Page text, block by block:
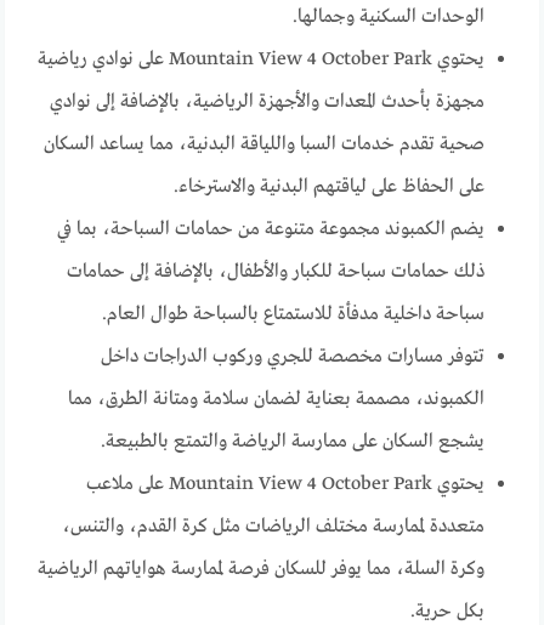
الوحدات السكنية وجمالها.
يحتوي Mountain View 4 October Park على نوادي رياضية
مجهزة بأحدث المعدات والأجهزة الرياضية، بالإضافة إلى نوادي
صحية تقدم خدمات السبا واللياقة البدنية، مما يساعد السكان
على الحفاظ على لياقتهم البدنية والاسترخاء.
يضم الكمبوند مجموعة متنوعة من حمامات السباحة، بما في
ذلك حمامات سباحة للكبار والأطفال، بالإضافة إلى حمامات
سباحة داخلية مدفأة للاستمتاع بالسباحة طوال العام.
تتوفر مسارات مخصصة للجري وركوب الدراجات داخل
الكمبوند، مصممة بعناية لضمان سلامة ومتانة الطرق، مما
يشجع السكان على ممارسة الرياضة والتمتع بالطبيعة.
يحتوي Mountain View 4 October Park على ملاعب
متعددة لممارسة مختلف الرياضات مثل كرة القدم، والتنس،
وكرة السلة، مما يوفر للسكان فرصة لممارسة هواياتهم الرياضية
بكل حرية.